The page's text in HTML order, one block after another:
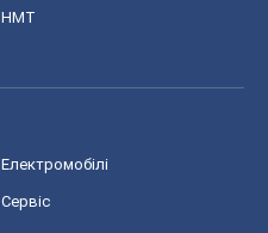
НМТ
Електромобілі
Сервіс